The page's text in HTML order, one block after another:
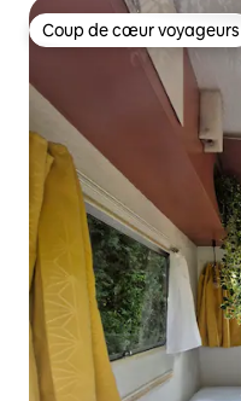
Coup de cœur voyageurs
Coup de cœur voyageurs